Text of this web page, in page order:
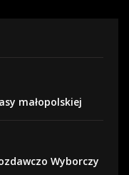
małopolskiej
Wyborczy